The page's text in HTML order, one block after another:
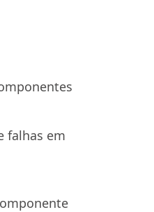
falhas em